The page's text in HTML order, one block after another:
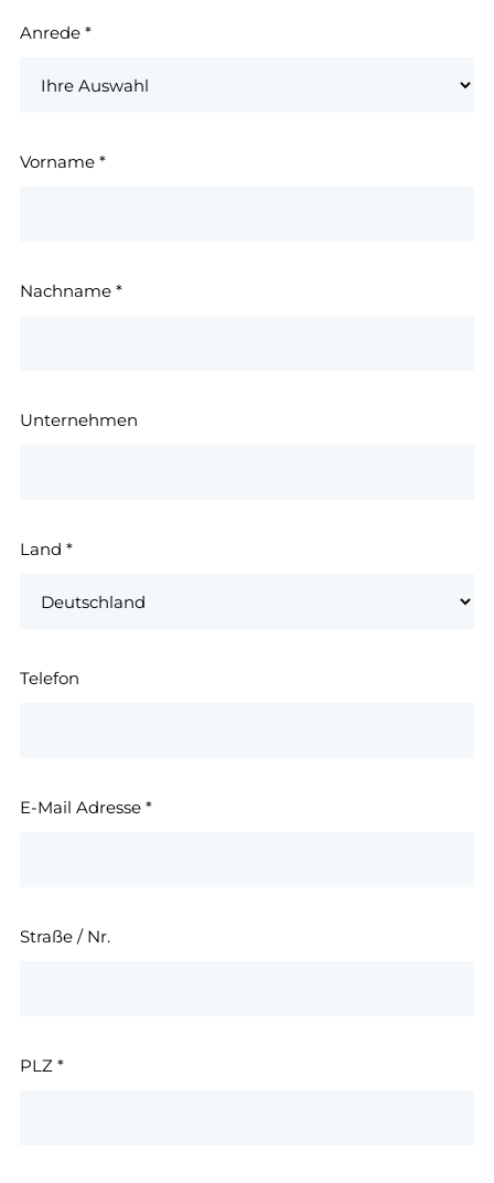
Anrede *
Vorname *
Nachname *
Unternehmen
Land *
Telefon
E-Mail Adresse *
Straße / Nr.
PLZ *